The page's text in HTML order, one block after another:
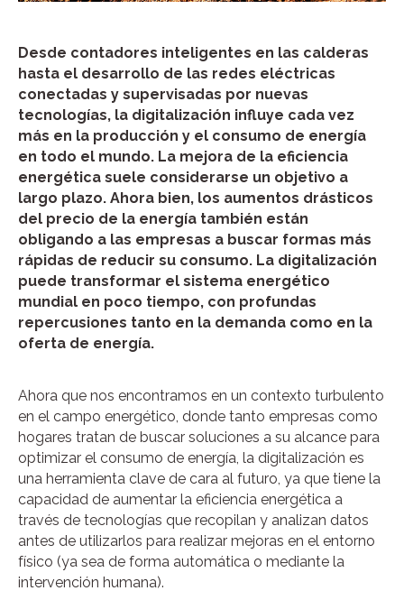
Desde contadores inteligentes en las calderas
hasta el desarrollo de las redes eléctricas
conectadas y supervisadas por nuevas
tecnologías, la digitalización influye cada vez
más en la producción y el consumo de energía
en todo el mundo. La mejora de la eficiencia
energética suele considerarse un objetivo a
largo plazo. Ahora bien, los aumentos drásticos
del precio de la energía también están
obligando a las empresas a buscar formas más
rápidas de reducir su consumo. La digitalización
puede transformar el sistema energético
mundial en poco tiempo, con profundas
repercusiones tanto en la demanda como en la
oferta de energía.
Ahora que nos encontramos en un contexto turbulento
en el campo energético, donde tanto empresas como
hogares tratan de buscar soluciones a su alcance para
optimizar el consumo de energía, la digitalización es
una herramienta clave de cara al futuro, ya que tiene la
capacidad de aumentar la eficiencia energética a
través de tecnologías que recopilan y analizan datos
antes de utilizarlos para realizar mejoras en el entorno
físico (ya sea de forma automática o mediante la
intervención humana).